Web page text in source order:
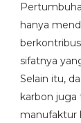
hanya
sifatnya
Selain itu,
karbon juga
manufaktur